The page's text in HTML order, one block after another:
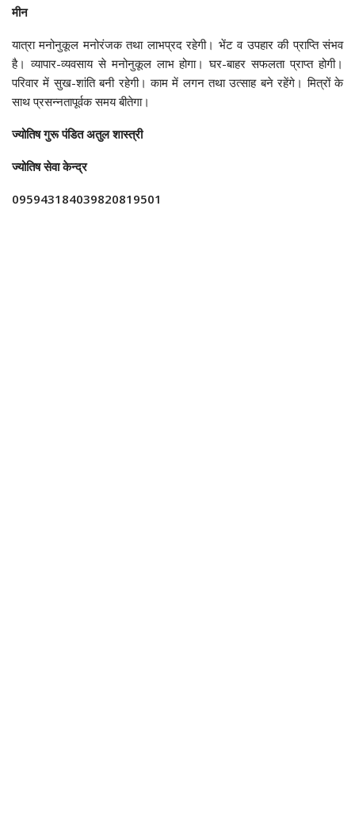
मीन
यात्रा मनोनुकूल मनोरंजक तथा लाभप्रद रहेगी। भेंट व उपहार की प्राप्ति संभव
है। व्यापार-व्यवसाय से मनोनुकूल लाभ होगा। घर-बाहर सफलता प्राप्त होगी।
परिवार में सुख-शांति बनी रहेगी। काम में लगन तथा उत्साह बने रहेंगे। मित्रों के
साथ प्रसन्नतापूर्वक समय बीतेगा।
ज्योतिष गुरू पंडित अतुल शास्त्री
ज्योतिष सेवा केन्द्र
095943184039820819501